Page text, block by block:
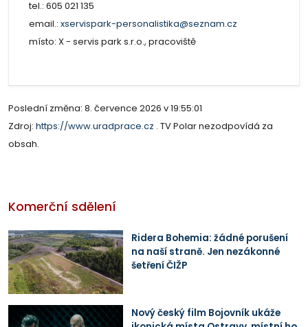
tel.: 605 021 135
email.: xservispark-personalistika@seznam.cz
místo: X - servis park s.r.o., pracoviště
Poslední změna: 8. července 2026 v 19:55:01
Zdroj: https://www.uradprace.cz . TV Polar nezodpovídá za
obsah.
Komerční sdělení
Ridera Bohemia: žádné porušení
na naší straně. Jen nezákonné
šetření ČIŽP
Nový český film Bojovník ukáže